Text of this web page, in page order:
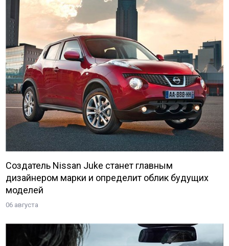
Создатель Nissan Juke станет главным
дизайнером марки и определит облик будущих
моделей
06 августа